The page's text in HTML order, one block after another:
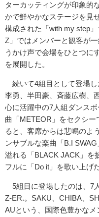
ターカッティングが印象的
かで鮮やかなステージを見
構成された「with my step
Z」ではメンバーと観客が
うかけ声で会場をひとつに
を展開した。
続いて4組目として登場
李勇、半田豪、斉藤広樹、
心に活躍中の7人組ダンス
曲「METEOR」をセクシ
ると、客席からは悲鳴のよ
ンサブルな楽曲「B.I
溢れる「BLACK JACK」を
フルに「Do it」を歌い上げた
5組目に登場したのは、7
Z-ER.。SAKU、CHIBA、
AUという、国際色豊かな